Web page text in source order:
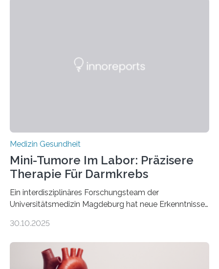
Medizin Gesundheit
Mini-Tumore Im Labor: Präzisere
Therapie Für Darmkrebs
Ein interdisziplinäres Forschungsteam der
Universitätsmedizin Magdeburg hat neue Erkenntnisse
behandelt werden kann. In ihrer aktuellen Studie,
Oncology, zeigen die Forschenden, dass Mini-Tumore
aus Gewebe von Patientinnen und Patienten –
30.10.2025